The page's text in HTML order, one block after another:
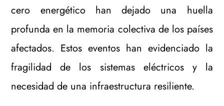
cero energético han dejado una huella
profunda en la memoria colectiva de los países
afectados. Estos eventos han evidenciado la
fragilidad de los sistemas eléctricos y la
necesidad de una infraestructura resiliente.